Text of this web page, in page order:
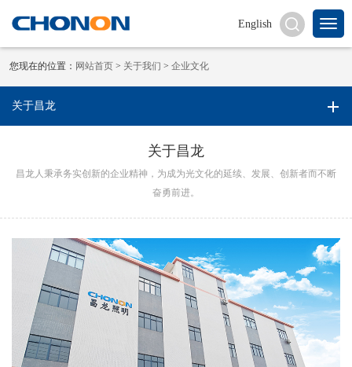
English
您现在的位置： 网站首页 > 关于我们 >企业文化
关于昌龙
关于昌龙
昌龙人秉承务实创新的企业精神，为成为光文化的延续、发展、创新者而不断
奋勇前进。